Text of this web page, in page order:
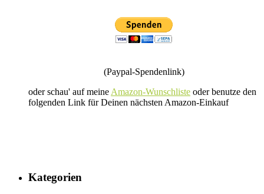
(Paypal-Spendenlink)
oder schau' auf meine Amazon-Wunschliste oder benutze den
folgenden Link für Deinen nächsten Amazon-Einkauf
Kategorien